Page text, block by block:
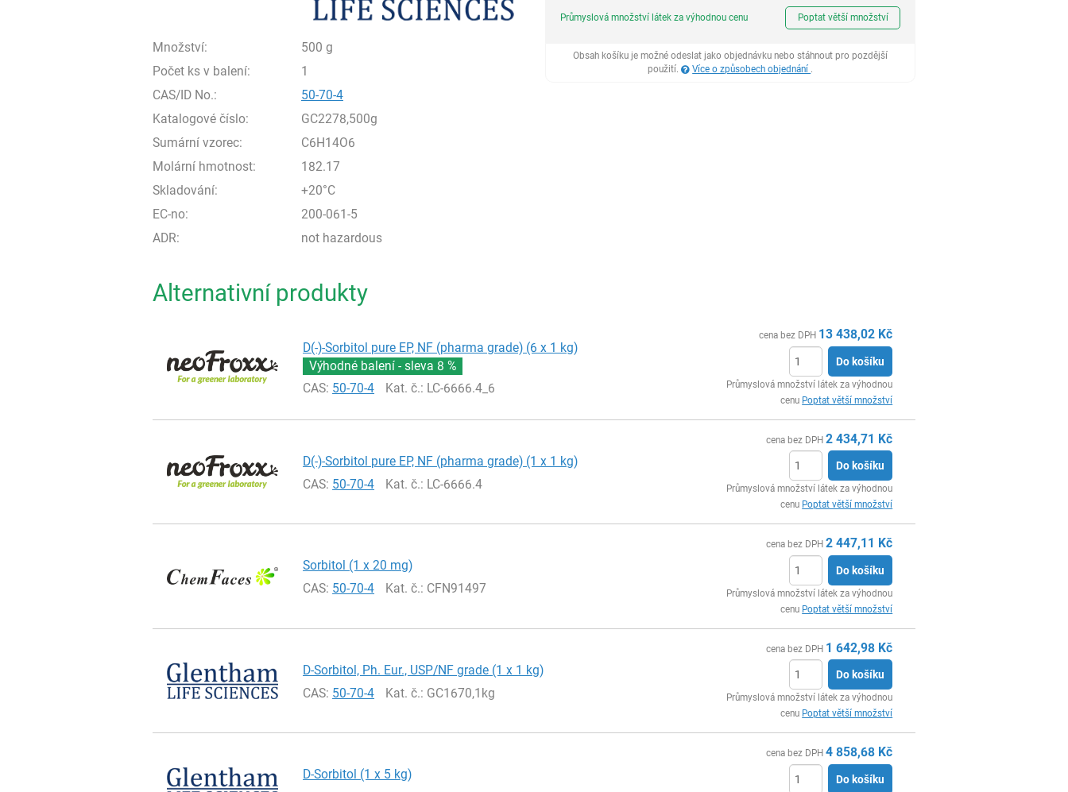
Množství:
500 g
Počet ks v balení:
1
CAS/ID No.:
50-70-4
Katalogové číslo:
GC2278,500g
Sumární vzorec:
C6H14O6
Molární hmotnost:
182.17
Skladování:
+20°C
EC-no:
200-061-5
ADR:
not hazardous
Průmyslová množství látek za výhodnou cenu Poptat větší množství
Obsah košíku je možné odeslat jako objednávku nebo stáhnout pro pozdější
použití.
Více o způsobech objednání .
Alternativní produkty
D(-)-Sorbitol pure EP, NF (pharma grade) (6 x 1 kg)
Výhodné balení - sleva 8 %
CAS: 50-70-4 Kat. č.: LC-6666.4_6
cena bez DPH 13 438,02 Kč
Do košíku
Průmyslová množství látek za výhodnou
cenu Poptat větší množství
D(-)-Sorbitol pure EP, NF (pharma grade) (1 x 1 kg)
CAS: 50-70-4 Kat. č.: LC-6666.4
cena bez DPH 2 434,71 Kč
Do košíku
Průmyslová množství látek za výhodnou
cenu Poptat větší množství
Sorbitol (1 x 20 mg)
CAS: 50-70-4 Kat. č.: CFN91497
cena bez DPH 2 447,11 Kč
Do košíku
Průmyslová množství látek za výhodnou
cenu Poptat větší množství
D-Sorbitol, Ph. Eur., USP/NF grade (1 x 1 kg)
CAS: 50-70-4 Kat. č.: GC1670,1kg
cena bez DPH 1 642,98 Kč
Do košíku
Průmyslová množství látek za výhodnou
cenu Poptat větší množství
D-Sorbitol (1 x 5 kg)
cena bez DPH 4 858,68 Kč
Do košíku